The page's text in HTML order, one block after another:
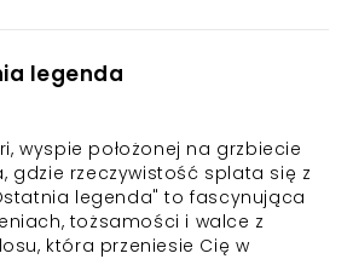
legenda
wyspie położonej na grzbiecie
gdzie rzeczywistość splata się z
legenda" to fascynująca
tożsamości i walce z
która przeniesie Cię w